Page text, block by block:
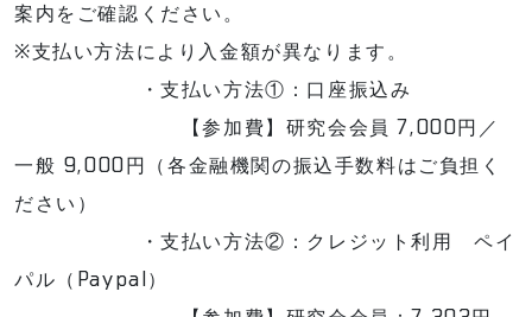
案内をご確認ください。
※支払い方法により入金額が異なります。
・支払い方法①：口座振込み
【参加費】研究会会員 7,000円／
一般 9,000円（各金融機関の振込手数料はご負担く
ださい）
・支払い方法②：クレジット利用 ペイ
パル（Paypal）